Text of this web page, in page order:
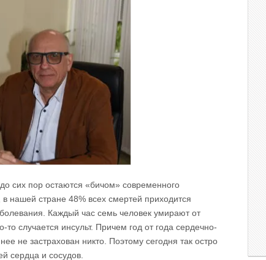
сих пор остаются «бичом» современного
в нашей стране 48% всех смертей приходится
Каждый час семь человек умирают от
случается инсульт. Причем год от года сердечно-
не застрахован никто. Поэтому сегодня так остро
сердца и сосудов.